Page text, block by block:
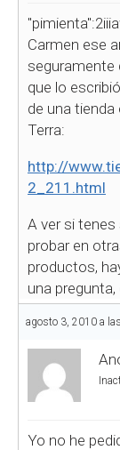
Carmen ese
seguramente
que lo
de una
Terra:
http://
2_211.html
A ver si tenes
probar en
productos,
una
agosto 3, 2010 a
Yo no he